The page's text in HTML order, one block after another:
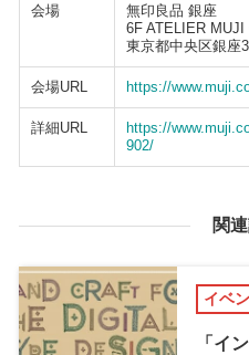
会場
無印良品 銀座
6F ATELIER MUJI
東京都中央区銀座
会場URL https://
詳細URL
https://
902/
関
イベ
「イ